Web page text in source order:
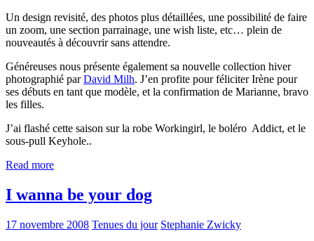
Un design revisité, des photos plus détaillées, une possibilité de faire
un zoom, une section parrainage, une wish liste, etc… plein de
nouveautés à découvrir sans attendre.
Généreuses nous présente également sa nouvelle collection hiver
photographié parDavid Milh. J’en profite pour féliciter Irène pour
ses débuts en tant que modèle, et la confirmation de Marianne, bravo
les filles.
J’ai flashé cette saison sur la robe Workingirl, le boléro Addict, et le
sous-pull Keyhole..
Read more
I wanna be your dog
17 novembre 2008 Tenues du jour Stephanie Zwicky